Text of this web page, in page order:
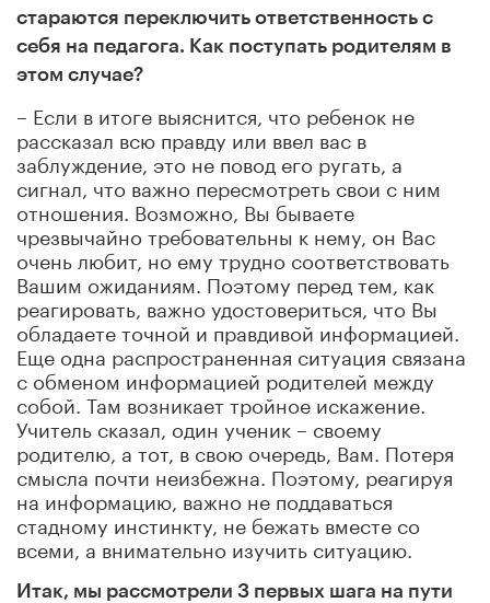
стараются переключить ответственность с
себя на педагога. Как поступать родителям в
этом случае?
– Если в итоге выяснится, что ребенок не
рассказал всю правду или ввел вас в
заблуждение, это не повод его ругать, а
сигнал, что важно пересмотреть свои с ним
отношения. Возможно, Вы бываете
чрезвычайно требовательны к нему, он Вас
очень любит, но ему трудно соответствовать
Вашим ожиданиям. Поэтому перед тем, как
реагировать, важно удостовериться, что Вы
обладаете точной и правдивой информацией.
Еще одна распространенная ситуация связана
с обменом информацией родителей между
собой. Там возникает тройное искажение.
Учитель сказал, один ученик – своему
родителю, а тот, в свою очередь, Вам. Потеря
смысла почти неизбежна. Поэтому, реагируя
на информацию, важно не поддаваться
стадному инстинкту, не бежать вместе со
всеми, а внимательно изучить ситуацию.
Итак, мы рассмотрели 3 первых шага на пути